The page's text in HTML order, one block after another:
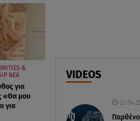
07.08.26 , 20:13
Κυψέλη: Tι
διαμέρισμα της
VIDEOS
&
ΝΕΑ
για
«Θα μου
για